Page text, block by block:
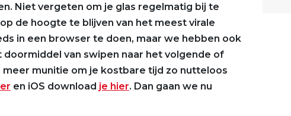
Niet vergeten om je glas regelmatig bij te
de hoogte te blijven van het meest virale
in een browser te doen, maar we hebben ook
doormiddel van swipen naar het volgende of
munitie om je kostbare tijd zo nutteloos
en iOS download je hier. Dan gaan we nu